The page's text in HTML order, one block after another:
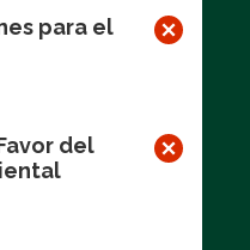
para el
del